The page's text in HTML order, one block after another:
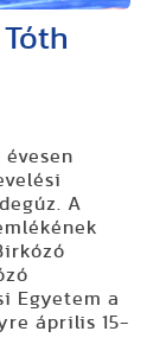
A
Egyetem a
április 15-